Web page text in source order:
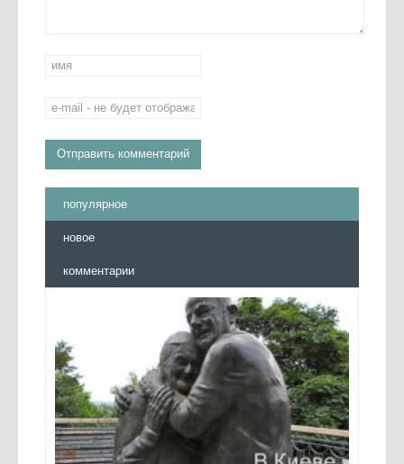
популярное
новое
комментарии